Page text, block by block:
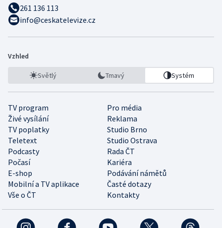
261 136 113
info@ceskatelevize.cz
Vzhled
Světlý Tmavý Systém
TV program
Pro média
Živé vysílání
Reklama
TV poplatky
Studio Brno
Teletext
Studio Ostrava
Podcasty
Rada ČT
Počasí
Kariéra
E-shop
Podávání námětů
Mobilní a TV aplikace
Časté dotazy
Vše o ČT
Kontakty